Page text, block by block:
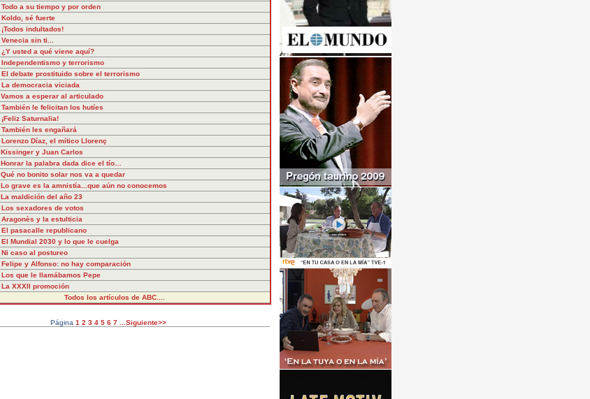
Todo a su tiempo y por orden
Koldo, sé fuerte
¡Todos indultados!
Venecia sin ti...
¿Y usted a qué viene aquí?
Independentismo y terrorismo
El debate prostituido sobre el terrorismo
La democracia viciada
Vamos a esperar al articulado
También le felicitan los hutíes
¡Feliz Saturnalia!
También les engañará
Lorenzo Díaz, el mítico Llorenç
Kissinger y Juan Carlos
Honrar la palabra dada dice el tío…
Qué no bonito solar nos va a quedar
Lo grave es la amnistía...que aún no conocemos
La maldición del año 23
Los sexadores de votos
Aragonès y la estulticia
El pasacalle republicano
El Mundial 2030 y lo que le cuelga
Ni caso al postureo
Felipe y Alfonso: no hay comparación
Los que le llamábamos Pepe
La XXXII promoción
Todos los artículos de ABC....
Página 1 2 3 4 5 6 7 ...Siguiente>>